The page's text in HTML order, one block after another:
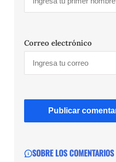
Correo electrónico
SOBRE LOS COMENTARIOS